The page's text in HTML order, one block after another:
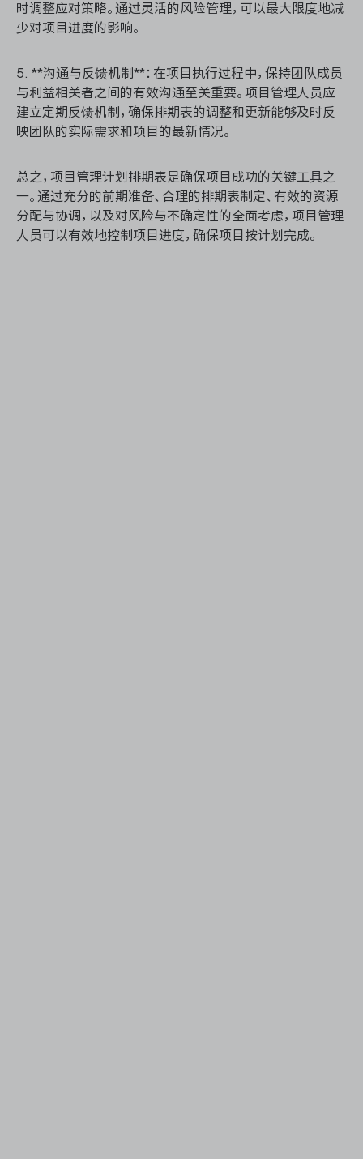
时调整应对策略。通过灵活的风险管理，可以最大限度地减
少对项目进度的影响。
5. **沟通与反馈机制**：在项目执行过程中，保持团队成员
与利益相关者之间的有效沟通至关重要。项目管理人员应
建立定期反馈机制，确保排期表的调整和更新能够及时反
映团队的实际需求和项目的最新情况。
总之，项目管理计划排期表是确保项目成功的关键工具之
一。通过充分的前期准备、合理的排期表制定、有效的资源
分配与协调，以及对风险与不确定性的全面考虑，项目管理
人员可以有效地控制项目进度，确保项目按计划完成。